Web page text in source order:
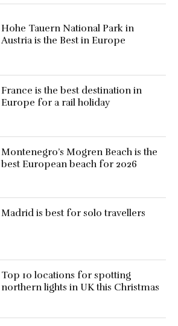
Hohe Tauern National Park in
Austria is the Best in Europe
France is the best destination in
Europe for a rail holiday
Montenegro’s Mogren Beach is the
best European beach for 2026
Madrid is best for solo travellers
Top 10 locations for spotting
northern lights in UK this Christmas